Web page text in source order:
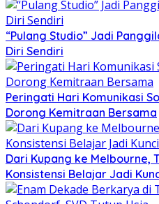
“Pulang Studio” Jadi
Diri Sendiri
Peringati Hari Komunikasi
Dorong Kemitraan Bersama
Dari Kupang ke Melbourne,
Konsistensi Belajar Jadi